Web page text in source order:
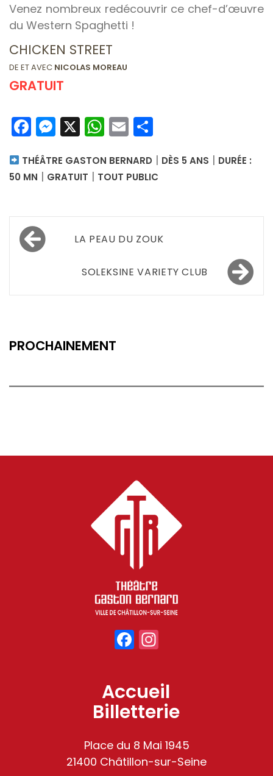
Venez nombreux redécouvrir ce chef-d’œuvre
du Western Spaghetti !
CHICKEN STREET
DE ET AVEC NICOLAS MOREAU
GRATUIT
Facebook
Messenger
X WhatsApp
Email
THÉÂTRE GASTON BERNARD | DÈS 5 ANS | DURÉE :
50 MN | GRATUIT | TOUT PUBLIC
Navigation
de
l’article
LA PEAU DU ZOUK
SOLEKSINE VARIETY CLUB
PROCHAINEMENT
Facebook
Accueil
Billetterie
Place du 8 Mai 1945
21400 Châtillon-sur-Seine